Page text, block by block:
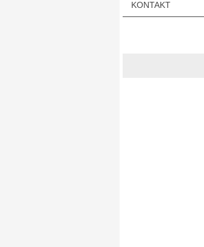
KONTAKT